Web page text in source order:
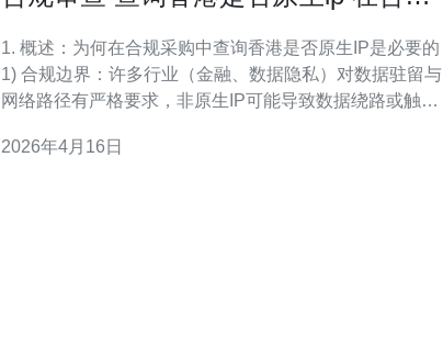
1. 概述：为何在合规采购中查询香港是否原生IP是必要的
1) 合规边界：许多行业（金融、数据隐私）对数据驻留与
网络路径有严格要求，非原生IP可能导致数据绕路或触发
更容易在审计时证明流量去向与服务地点一致。 3) 性能与
2026年4月16日